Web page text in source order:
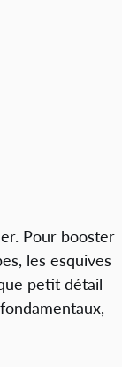
Pour booster
les esquives
petit détail